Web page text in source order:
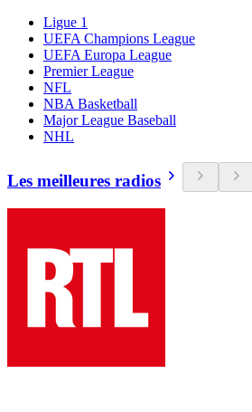
Ligue 1
UEFA Champions League
UEFA Europa League
Premier League
NFL
NBA Basketball
Major League Baseball
NHL
Les meilleures radios